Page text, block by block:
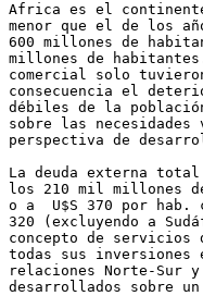
Africa es el
menor que el de los
600 millones de
millones de
comercial solo
consecuencia el
débiles de la
sobre las
perspectiva de
La deuda externa
los 210 mil millones
o a  U$S 370 por hab.
320 (excluyendo a
concepto de servicios
todas sus inversiones
relaciones Norte-Sur
desarrollados sobre